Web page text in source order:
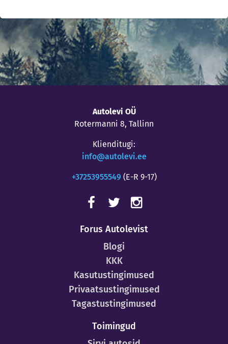
Autolevi OÜ
Rotermanni 8, Tallinn
Klienditugi:
info@autolevi.ee
+37253955549 (E-R 9-17)
Forus Autolevist
Blogi
KKK
Kasutustingimused
Privaatsustingimused
Tagastustingimused
Toimingud